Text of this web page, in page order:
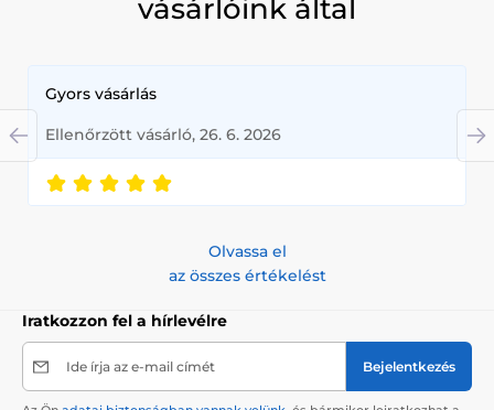
vásárlóink által
Gyors vásárlás
Ellenőrzött vásárló, 26. 6. 2026
Olvassa el
az összes értékelést
Iratkozzon fel a hírlevélre
Ide írja az e-mail címét Bejelentkezés